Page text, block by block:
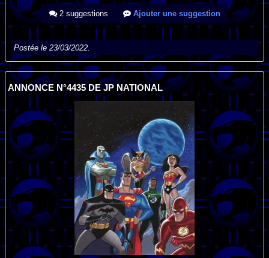
2 suggestions Ajouter une suggestion
Postée le 23/03/2022.
ANNONCE N°4435 DE JP NATIONAL